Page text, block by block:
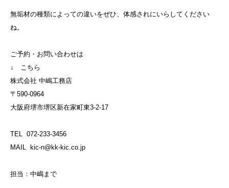
無垢材の種類によっての違いをぜひ、体感されにいらしてください
ね。
ご予約・お問い合わせは
↓ こちら
株式会社 中嶋工務店
〒590-0964
大阪府堺市堺区新在家町東3-2-17
TEL 072-233-3456
MAIL kic-n@kk-kic.co.jp
担当：中嶋まで